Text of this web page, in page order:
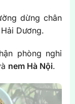
dừng chân
Dương.
phòng nghỉ
nem Hà Nội.